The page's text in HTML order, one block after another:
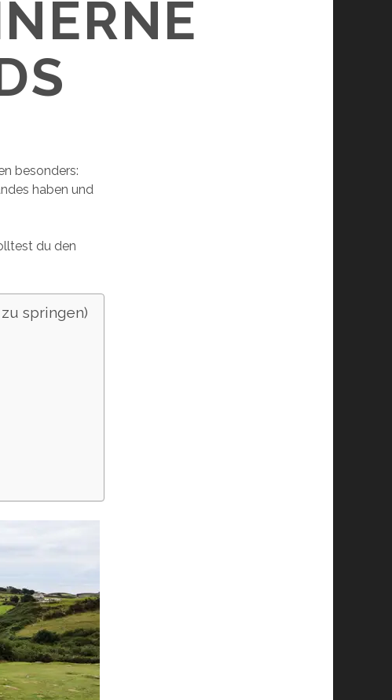
besonders:
haben und
du den
springen)